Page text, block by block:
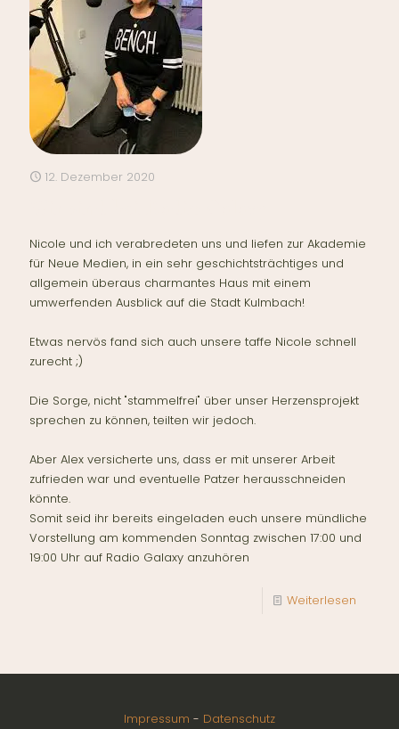
12. Dezember 2020
Nicole und ich verabredeten uns und liefen zur Akademie
für Neue Medien, in ein sehr geschichtsträchtiges und
allgemein überaus charmantes Haus mit einem
umwerfenden Ausblick auf die Stadt Kulmbach!
Etwas nervös fand sich auch unsere taffe Nicole schnell
zurecht ;)
Die Sorge, nicht "stammelfrei" über unser Herzensprojekt
sprechen zu können, teilten wir jedoch.
Aber Alex versicherte uns, dass er mit unserer Arbeit
zufrieden war und eventuelle Patzer herausschneiden
könnte.
Somit seid ihr bereits eingeladen euch unsere mündliche
Vorstellung am kommenden Sonntag zwischen 17:00 und
19:00 Uhr auf Radio Galaxy anzuhören
Weiterlesen
Impressum - Datenschutz